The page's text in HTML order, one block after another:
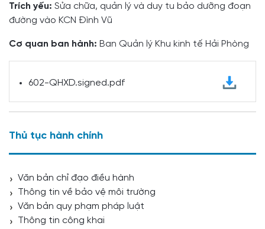
Trích yếu: Sửa chữa, quản lý và duy tu bảo dưỡng đoạn
đường vào KCN Đình Vũ
Cơ quan ban hành: Ban Quản lý Khu kinh tế Hải Phòng
602-QHXD.signed.pdf
Thủ tục hành chính
Văn bản chỉ đạo điều hành
Thông tin về bảo vệ môi trường
Văn bản quy phạm pháp luật
Thông tin công khai